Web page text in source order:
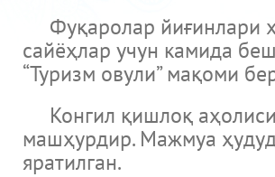
Фуқаролар йиғинлари
сайёҳлар учун камида
“Туризм овули” мақоми
Конгил қишлоқ аҳолиси
машҳурдир. Мажмуа
яратилган.